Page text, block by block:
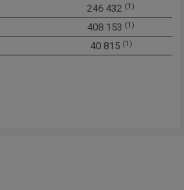
246 432 (1)
408 153 (1)
40 815 (1)